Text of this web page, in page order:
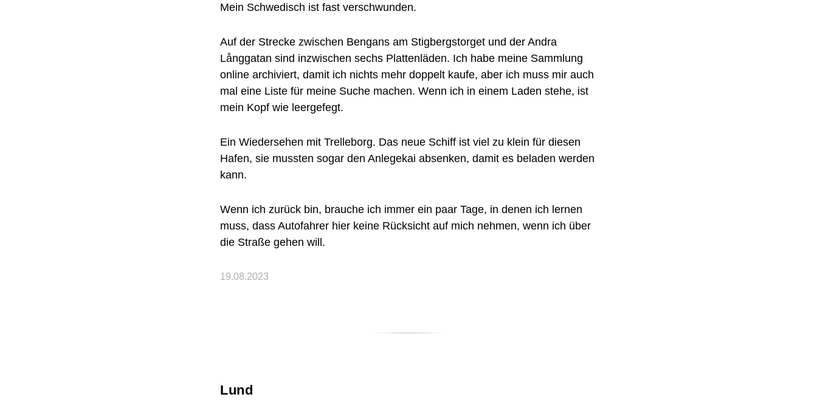
Mein Schwedisch ist fast verschwunden.
Auf der Strecke zwischen Bengans am Stigbergstorget und der Andra
Långgatan sind inzwischen sechs Plattenläden. Ich habe meine Sammlung
online archiviert, damit ich nichts mehr doppelt kaufe, aber ich muss mir auch
mal eine Liste für meine Suche machen. Wenn ich in einem Laden stehe, ist
mein Kopf wie leergefegt.
Ein Wiedersehen mit Trelleborg. Das neue Schiff ist viel zu klein für diesen
Hafen, sie mussten sogar den Anlegekai absenken, damit es beladen werden
kann.
Wenn ich zurück bin, brauche ich immer ein paar Tage, in denen ich lernen
muss, dass Autofahrer hier keine Rücksicht auf mich nehmen, wenn ich über
die Straße gehen will.
19.08.2023
Lund